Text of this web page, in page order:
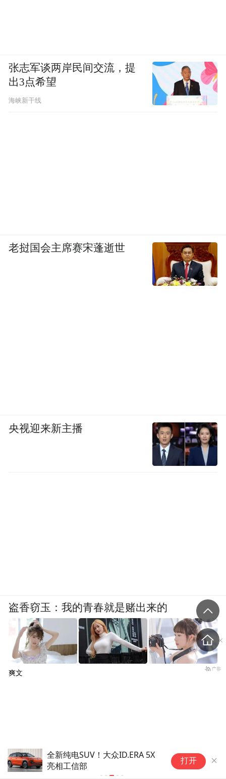
全新纯电SUV！大众ID.ERA 5X
亮相工信部
打开
张志军谈两岸民间交流，提
出3点希望
海峡新干线
老挝国会主席赛宋蓬逝世
央视迎来新主播
盗香窃玉：我的青春就是赌出来的
爽文